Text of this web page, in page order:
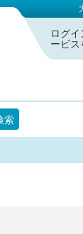
ログ
ービス
索